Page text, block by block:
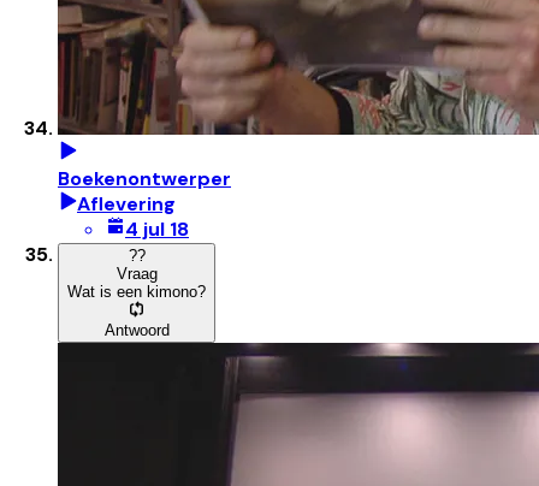
Boekenontwerper
Aflevering
4 jul 18
??
Vraag
Wat is een kimono?
Antwoord